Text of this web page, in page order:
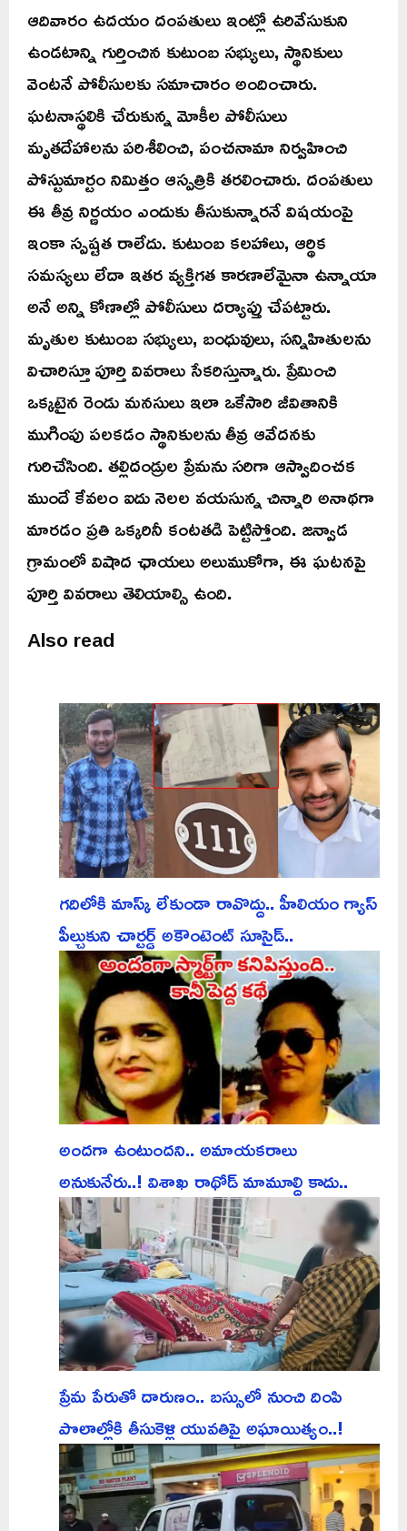
ఆదివారం ఉదయం దంపతులు ఇంట్లో ఉరివేసుకుని
ఉండటాన్ని గుర్తించిన కుటుంబ సభ్యులు, స్థానికులు
వెంటనే పోలీసులకు సమాచారం అందించారు.
ఘటనాస్థలికి చేరుకున్న మోకీల పోలీసులు
మృతదేహాలను పరిశీలించి, పంచనామా నిర్వహించి
పోస్టుమార్టం నిమిత్తం ఆస్పత్రికి తరలించారు. దంపతులు
ఈ తీవ్ర నిర్ణయం ఎందుకు తీసుకున్నారనే విషయంపై
ఇంకా స్పష్టత రాలేదు. కుటుంబ కలహాలు, ఆర్థిక
సమస్యలు లేదా ఇతర వ్యక్తిగత కారణాలేమైనా ఉన్నాయా
అనే అన్ని కోణాల్లో పోలీసులు దర్యాప్తు చేపట్టారు.
మృతుల కుటుంబ సభ్యులు, బంధువులు, సన్నిహితులను
విచారిస్తూ పూర్తి వివరాలు సేకరిస్తున్నారు. ప్రేమించి
ఒక్కటైన రెండు మనసులు ఇలా ఒకేసారి జీవితానికి
ముగింపు పలకడం స్థానికులను తీవ్ర ఆవేదనకు
గురిచేసింది. తల్లిదండ్రుల ప్రేమను సరిగా ఆస్వాదించక
ముందే కేవలం ఐదు నెలల వయసున్న చిన్నారి అనాథగా
మారడం ప్రతి ఒక్కరినీ కంటతడి పెట్టిస్తోంది. జన్వాడ
గ్రామంలో విషాద ఛాయలు అలుముకోగా, ఈ ఘటనపై
పూర్తి వివరాలు తెలియాల్సి ఉంది.
Also read
గదిలోకి మాస్క్ లేకుండా రావొద్దు.. హీలియం గ్యాస్
పీల్చుకుని చార్టర్డ్ అకౌంటెంట్ సూసైడ్..
అందగా ఉంటుందని.. అమాయకరాలు
అనుకునేరు..! విశాఖ రాథోడ్ మామూల్ది కాదు..
ప్రేమ పేరుతో దారుణం.. బస్సులో నుంచి దింపి
పొలాల్లోకి తీసుకెళ్లి యువతిపై అఘాయిత్యం..!